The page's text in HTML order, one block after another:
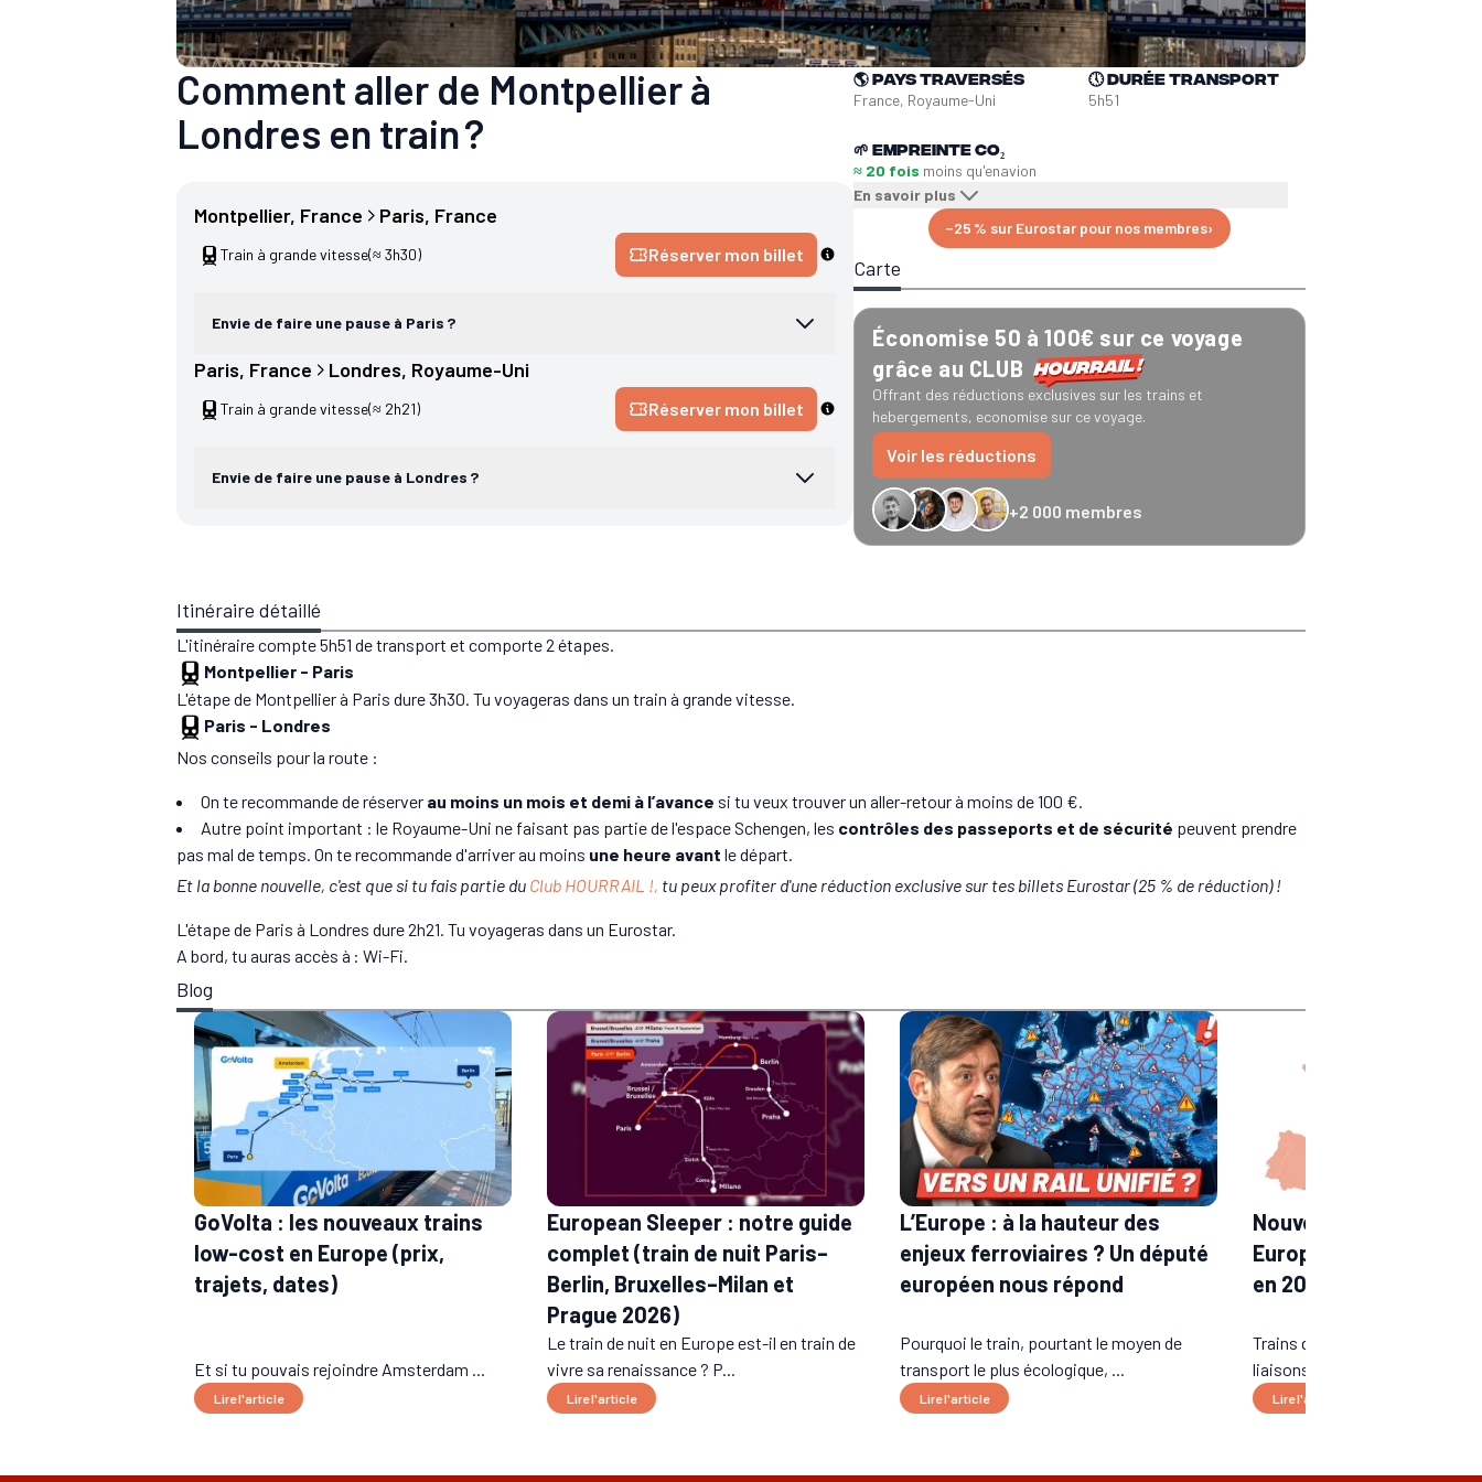
Comment aller de Montpellier à
Londres en train ?
Montpellier, France Paris, France
Train à grande vitesse(≈ 3h30) Réserver mon billet
Envie de faire une pause à Paris ?
Paris, France Londres, Royaume-Uni
Train à grande vitesse(≈ 2h21) Réserver mon billet
Envie de faire une pause à Londres ?
🌎 Pays traversés
France, Royaume-Uni
🕔Durée transport
5h51
🌱 Empreinte CO₂
≈ 20 fois moins qu'enavion
En savoir plus
−25 % sur Eurostar pour nos membres›
Carte
Économise 50 à 100€ sur ce voyage
grâce au CLUB
Offrant des réductions exclusives sur les trains et
hebergements, economise sur ce voyage.
Voir les réductions
+2 000 membres
−34 € GreenGo −20 % Caledonian Sleeper
Itinéraire détaillé
L'itinéraire compte 5h51 de transport et comporte 2 étapes.
Montpellier - Paris
L'étape de Montpellier à Paris dure 3h30. Tu voyageras dans un train à grande vitesse.
Paris - Londres
Nos conseils pour la route :
On te recommande de réserver au moins un mois et demi à l’avance si tu veux trouver un aller-retour à moins de 100 €.
Autre point important : le Royaume-Uni ne faisant pas partie de l'espace Schengen, les contrôles des passeports et de sécurité peuvent prendre
pas mal de temps. On te recommande d'arriver au moins une heure avant le départ.
Et la bonne nouvelle, c'est que si tu fais partie du Club HOURRAIL !, tu peux profiter d'une réduction exclusive sur tes billets Eurostar (25 % de réduction) !
L'étape de Paris à Londres dure 2h21. Tu voyageras dans un Eurostar.
A bord, tu auras accès à : Wi-Fi.
Blog
GoVolta : les nouveaux trains
low-cost en Europe (prix,
trajets, dates)
Et si tu pouvais rejoindre Amsterdam ...
Lire l'article
European Sleeper : notre guide
complet (train de nuit Paris–
Berlin, Bruxelles–Milan et
Prague 2026)
Le train de nuit en Europe est-il en train de
vivre sa renaissance ? P...
Lire l'article
L’Europe : à la hauteur des
enjeux ferroviaires ? Un député
européen nous répond
Pourquoi le train, pourtant le moyen de
transport le plus écologique, ...
Lire l'article
Nouvelles lignes de
Europe : les liaisons
en 2026
Trains de nuit longue distance,
liaisons transfrontalières...
Lire l'article